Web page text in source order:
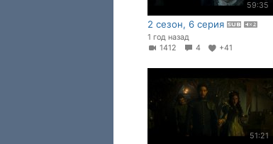
59:35
2 сезон, 6 серия
1 год назад
1412
4 +41
51:21